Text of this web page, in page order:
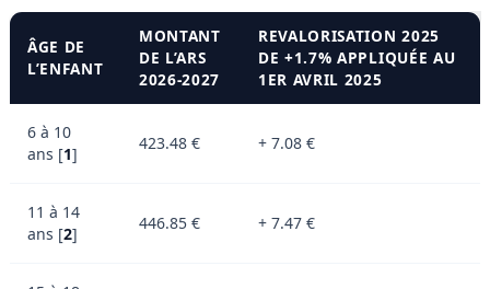
ÂGE DE
L’ENFANT
MONTANT
DE L’ARS
2026-2027
REVALORISATION 2025
DE +1.7% APPLIQUÉE AU
1ER AVRIL 2025
6 à 10
ans [1]
423.48 € + 7.08 €
11 à 14
ans [2]
446.85 € + 7.47 €